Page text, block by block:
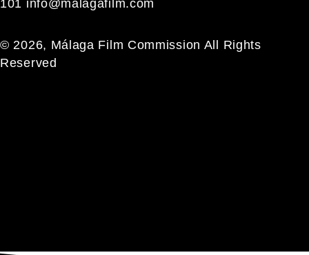
101 info@malagafilm.com
© 2026, Málaga Film Commission All Rights
Reserved